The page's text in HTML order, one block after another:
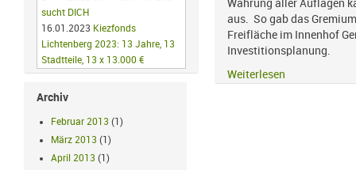
sucht DICH
16.01.2023 Kiezfonds
Lichtenberg 2023: 13 Jahre, 13
Stadtteile, 13 x 13.000 €
Archiv
Februar 2013 (1)
März 2013 (1)
April 2013 (1)
Wahrung aller Auflagen
aus. So gab das
Freifläche im Innenhof
Investitionsplanung.
Weiterlesen